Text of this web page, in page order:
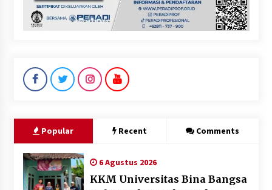
Popular Recent Comments
6 Agustus 2026
KKM Universitas Bina Bangsa